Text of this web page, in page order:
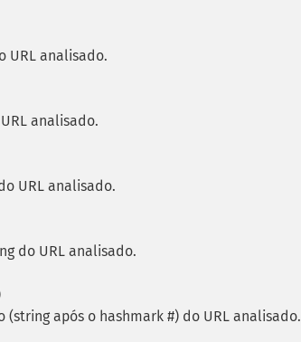
URL analisado.
analisado.
URL analisado.
do URL analisado.
(string após o hashmark #) do URL analisado.